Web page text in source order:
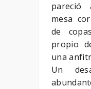
pareció
mesa
de
propio
una
Un